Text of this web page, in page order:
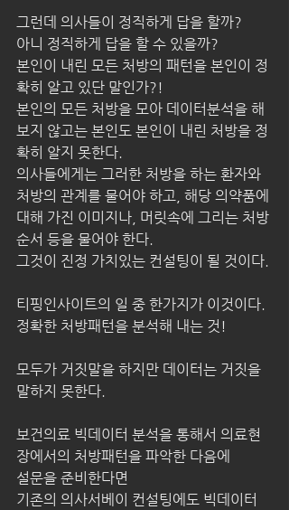
그런데 의사들이 정직하게 답을 할까?
아니 정직하게 답을 할 수 있을까?
본인이 내린 모든 처방의 패턴을 본인이 정
확히 알고 있단 말인가?!
본인의 모든 처방을 모아 데이터분석을 해
보지 않고는 본인도 본인이 내린 처방을 정
확히 알지 못한다.
의사들에게는 그러한 처방을 하는 환자와
처방의 관계를 물어야 하고, 해당 의약품에
대해 가진 이미지나, 머릿속에 그리는 처방
순서 등을 물어야 한다.
그것이 진정 가치있는 컨설팅이 될 것이다.
티핑인사이트의 일 중 한가지가 이것이다.
정확한 처방패턴을 분석해 내는 것!
모두가 거짓말을 하지만 데이터는 거짓을
말하지 못한다.
보건의료 빅데이터 분석을 통해서 의료현
장에서의 처방패턴을 파악한 다음에
설문을 준비한다면
기존의 의사서베이 컨설팅에도 빅데이터